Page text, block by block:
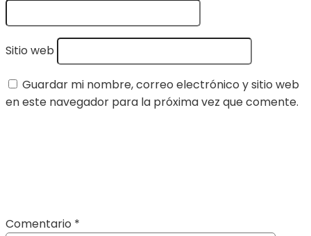
Sitio web
Guardar mi nombre, correo electrónico y sitio web
en este navegador para la próxima vez que comente.
Comentario *